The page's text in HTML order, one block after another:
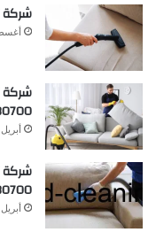
شركة
أغسطس
شركة
أبريل 14, 2024
أبريل 14, 2024